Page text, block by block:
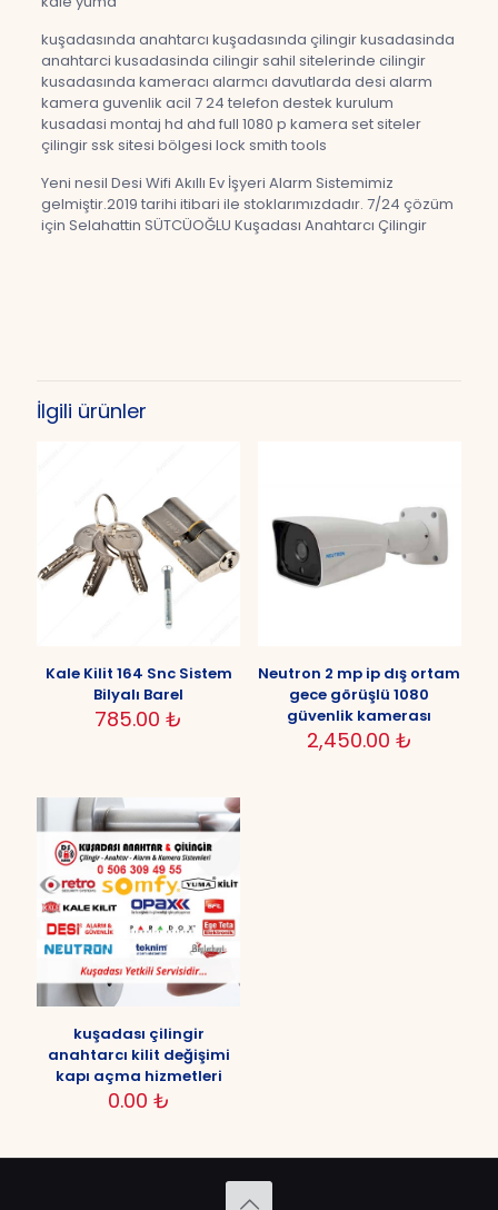
kuşadasında anahtarcı kuşadasında çilingir kusadasinda
anahtarci kusadasinda cilingir sahil sitelerinde cilingir
kusadasında kameracı alarmcı davutlarda desi alarm
kamera guvenlik acil 7 24 telefon destek kurulum
kusadasi montaj hd ahd full 1080 p kamera set siteler
çilingir ssk sitesi bölgesi lock smith tools
Yeni nesil Desi Wifi Akıllı Ev İşyeri Alarm Sistemimiz
gelmiştir.2019 tarihi itibari ile stoklarımızdadır. 7/24 çözüm
için Selahattin SÜTCÜOĞLU Kuşadası Anahtarcı Çilingir
TB 3.5″ SATA HDD” için yorum yapan
ilk kişi siz olun
işaretlenmişlerdir
Derecelendirmeniz*
1/5
2/5
yıldız
İsim*
E-
posta*
Daha sonraki yorumlarımda kullanılması için adım, e-
posta adresim ve site adresim bu tarayıcıya
kaydedilsin.
İlgili ürünler
Kale Kilit 164 Snc Sistem
Bilyalı Barel
785.00₺
Neutron 2 mp ip dış ortam
gece görüşlü 1080
güvenlik kamerası
2,450.00 ₺
kuşadası çilingir
anahtarcı kilit değişimi
kapı açma hizmetleri
0.00 ₺